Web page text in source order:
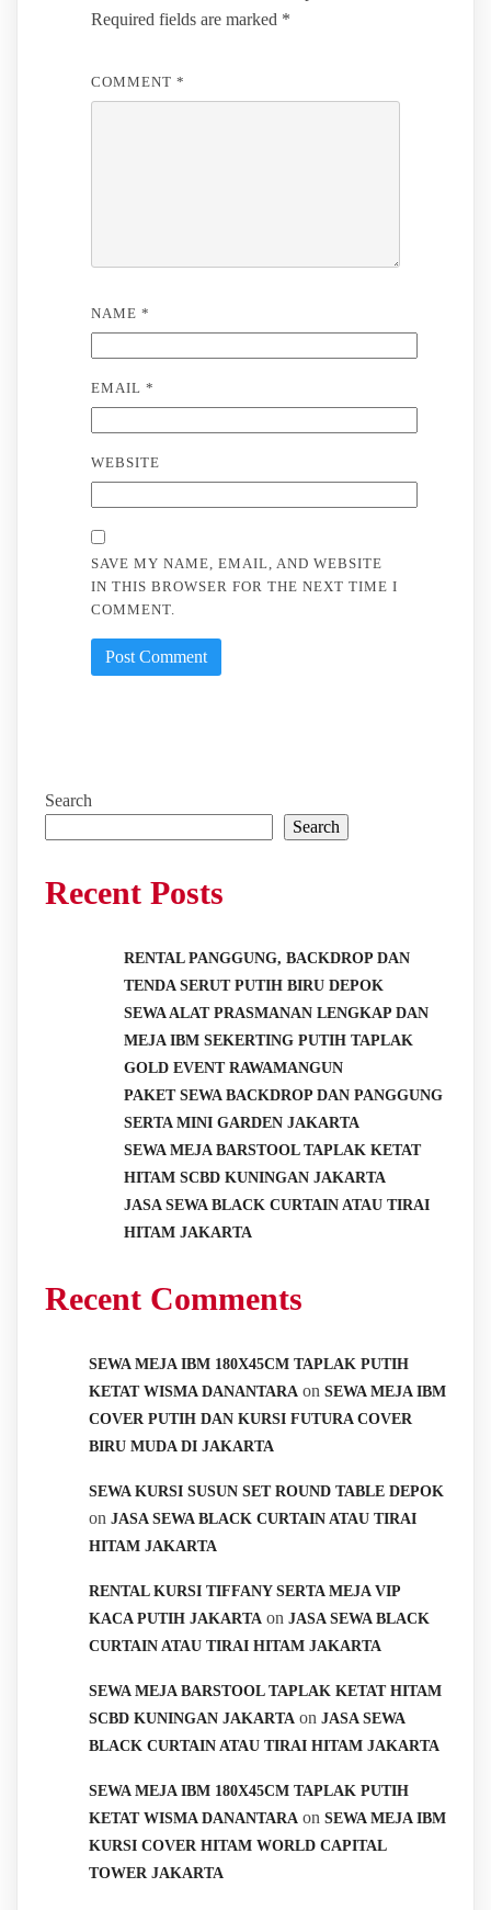
Required fields are marked *
COMMENT *
NAME *
EMAIL *
WEBSITE
SAVE MY NAME, EMAIL, AND WEBSITE
IN THIS BROWSER FOR THE NEXT TIME I
COMMENT.
Search
Search
Recent Posts
RENTAL PANGGUNG, BACKDROP DAN
TENDA SERUT PUTIH BIRU DEPOK
SEWA ALAT PRASMANAN LENGKAP DAN
MEJA IBM SEKERTING PUTIH TAPLAK
GOLD EVENT RAWAMANGUN
PAKET SEWA BACKDROP DAN PANGGUNG
SERTA MINI GARDEN JAKARTA
SEWA MEJA BARSTOOL TAPLAK KETAT
HITAM SCBD KUNINGAN JAKARTA
JASA SEWA BLACK CURTAIN ATAU TIRAI
HITAM JAKARTA
Recent Comments
SEWA MEJA IBM 180X45CM TAPLAK PUTIH
KETAT WISMA DANANTARA on SEWA MEJA IBM
COVER PUTIH DAN KURSI FUTURA COVER
BIRU MUDA DI JAKARTA
SEWA KURSI SUSUN SET ROUND TABLE DEPOK
on JASA SEWA BLACK CURTAIN ATAU TIRAI
HITAM JAKARTA
RENTAL KURSI TIFFANY SERTA MEJA VIP
KACA PUTIH JAKARTA on JASA SEWA BLACK
CURTAIN ATAU TIRAI HITAM JAKARTA
SEWA MEJA BARSTOOL TAPLAK KETAT HITAM
SCBD KUNINGAN JAKARTA on JASA SEWA
BLACK CURTAIN ATAU TIRAI HITAM JAKARTA
SEWA MEJA IBM 180X45CM TAPLAK PUTIH
KETAT WISMA DANANTARA on SEWA MEJA IBM
KURSI COVER HITAM WORLD CAPITAL
TOWER JAKARTA